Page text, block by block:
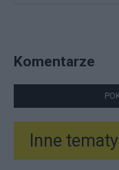
Komentarze
Inne